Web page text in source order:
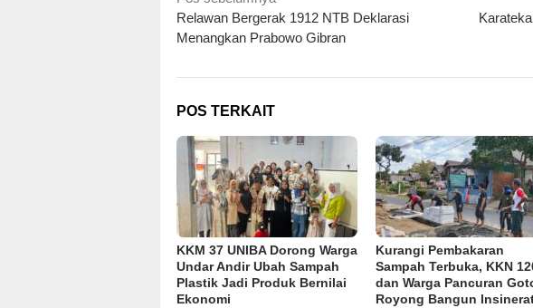
pos
Relawan Bergerak 1912 NTB Deklarasi
Menangkan Prabowo Gibran
POS TERKAIT
KKM 37 UNIBA Dorong Warga
Undar Andir Ubah Sampah
Plastik Jadi Produk Bernilai
Ekonomi
Kurangi Pembakaran
Sampah Terbuka, KKN
dan Warga Pancuran
Royong Bangun